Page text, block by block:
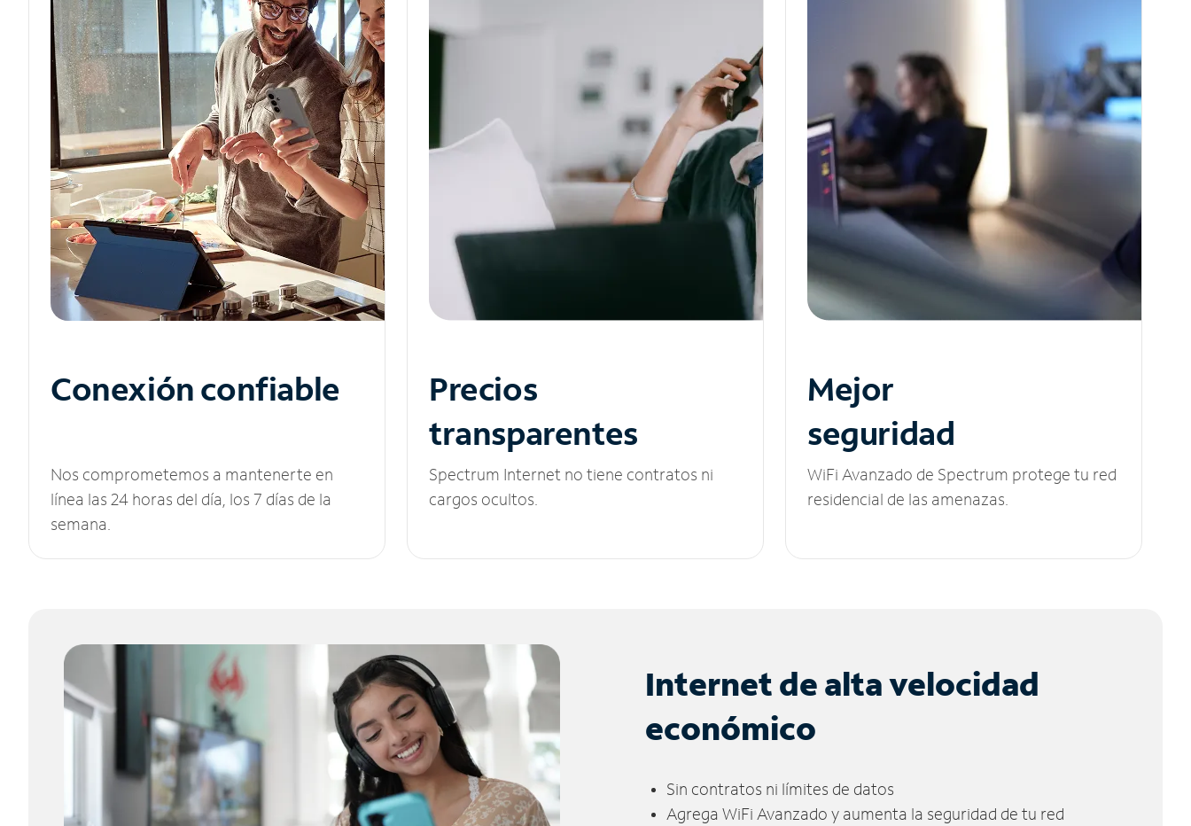
Conexión confiable
Nos comprometemos a mantenerte en
línea las 24 horas del día, los 7 días de la
semana.
Precios
transparentes
Spectrum Internet no tiene contratos ni
cargos ocultos.
Mejor
seguridad
WiFi Avanzado de Spectrum protege tu red
residencial de las amenazas.
Internet de alta velocidad
económico
Sin contratos ni límites de datos
Agrega WiFi Avanzado y aumenta la seguridad de tu red